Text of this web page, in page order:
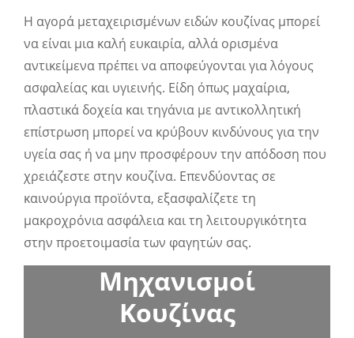
Η αγορά μεταχειρισμένων ειδών κουζίνας μπορεί
να είναι μια καλή ευκαιρία, αλλά ορισμένα
αντικείμενα πρέπει να αποφεύγονται για λόγους
ασφαλείας και υγιεινής. Είδη όπως μαχαίρια,
πλαστικά δοχεία και τηγάνια με αντικολλητική
επίστρωση μπορεί να κρύβουν κινδύνους για την
υγεία σας ή να μην προσφέρουν την απόδοση που
χρειάζεστε στην κουζίνα. Επενδύοντας σε
καινούργια προϊόντα, εξασφαλίζετε τη
μακροχρόνια ασφάλεια και τη λειτουργικότητα
στην προετοιμασία των φαγητών σας.
Μηχανισμοί
Κουζίνας